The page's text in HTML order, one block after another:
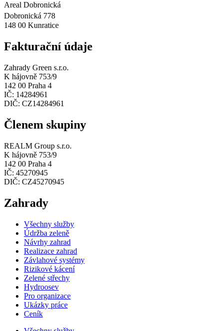
Areal Dobronická
Dobronická 778
148 00 Kunratice
Fakturační údaje
Zahrady Green s.r.o.
K hájovně 753/9
142 00 Praha 4
IČ: 14284961
DIČ: CZ14284961
Členem skupiny
REALM Group s.r.o.
K hájovně 753/9
142 00 Praha 4
IČ: 45270945
DIČ: CZ45270945
Zahrady
Všechny služby
Údržba zeleně
Návrhy zahrad
Realizace zahrad
Závlahové systémy
Rizikové kácení
Zelené střechy
Hydroosev
Pro organizace
Ukázky práce
Ceník